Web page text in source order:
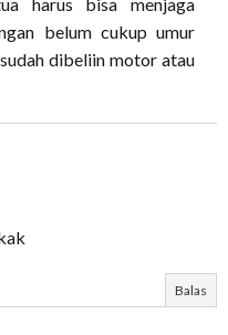
belum cukup umur
dibeliin motor atau
Balas